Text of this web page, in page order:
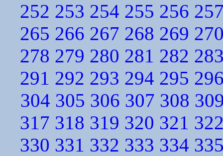
252 253 254 255 256
265 266 267 268 269
278 279 280 281 282
291 292 293 294 295
304 305 306 307 308
317 318 319 320 321
330 331 332 333 334